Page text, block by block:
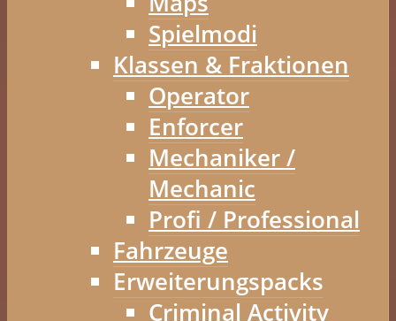
Spielmodi
Klassen & Fraktionen
Operator
Enforcer
Mechaniker /
Mechanic
Profi / Professional
Fahrzeuge
Erweiterungspacks
Criminal Activity